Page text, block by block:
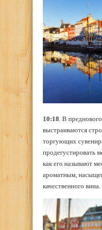
10:18. В
выстраиваются
торгующих
продегустировать
как его называют
ароматным,
качественного